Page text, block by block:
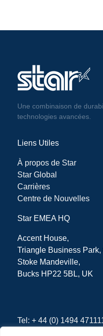
Une combinaison de
technologies avancées.
Liens Utiles
À propos de Star
Star Global
Carrières
Centre de Nouvelles
Star EMEA HQ
Accent House,
Triangle Business Park,
Stoke Mandeville,
Bucks HP22 5BL, UK
Tel: + 44 (0) 1494